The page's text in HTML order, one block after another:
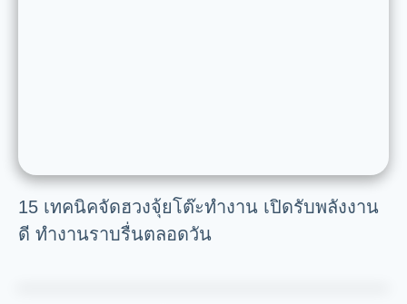
15 เทคนิคจัดฮวงจุ้ยโต๊ะทำงาน เปิดรับพลังงาน
ดี ทำงานราบรื่นตลอดวัน